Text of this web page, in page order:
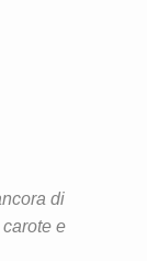
di
e